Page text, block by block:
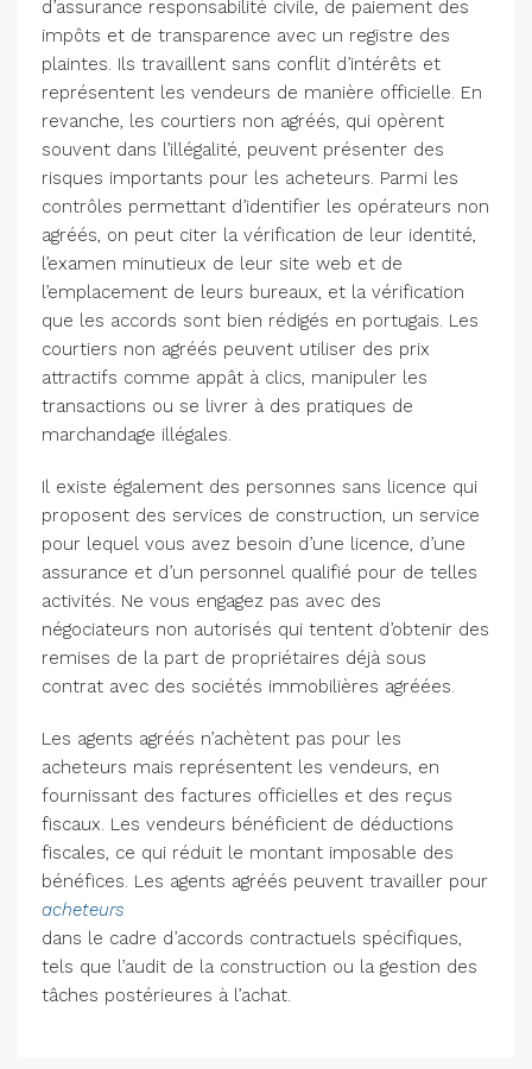
d’assurance responsabilité civile, de paiement des
impôts et de transparence avec un registre des
plaintes. Ils travaillent sans conflit d’intérêts et
représentent les vendeurs de manière officielle. En
revanche, les courtiers non agréés, qui opèrent
souvent dans l’illégalité, peuvent présenter des
risques importants pour les acheteurs. Parmi les
contrôles permettant d’identifier les opérateurs non
agréés, on peut citer la vérification de leur identité,
l’examen minutieux de leur site web et de
l’emplacement de leurs bureaux, et la vérification
que les accords sont bien rédigés en portugais. Les
courtiers non agréés peuvent utiliser des prix
attractifs comme appât à clics, manipuler les
transactions ou se livrer à des pratiques de
marchandage illégales.
Il existe également des personnes sans licence qui
proposent des services de construction, un service
pour lequel vous avez besoin d’une licence, d’une
assurance et d’un personnel qualifié pour de telles
activités. Ne vous engagez pas avec des
négociateurs non autorisés qui tentent d’obtenir des
remises de la part de propriétaires déjà sous
contrat avec des sociétés immobilières agréées.
Les agents agréés n’achètent pas pour les
acheteurs mais représentent les vendeurs, en
fournissant des factures officielles et des reçus
fiscaux. Les vendeurs bénéficient de déductions
fiscales, ce qui réduit le montant imposable des
bénéfices. Les agents agréés peuvent travailler pour
acheteurs
dans le cadre d’accords contractuels spécifiques,
tels que l’audit de la construction ou la gestion des
tâches postérieures à l’achat.